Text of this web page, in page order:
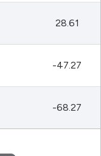
28.61
-47.27
-68.27